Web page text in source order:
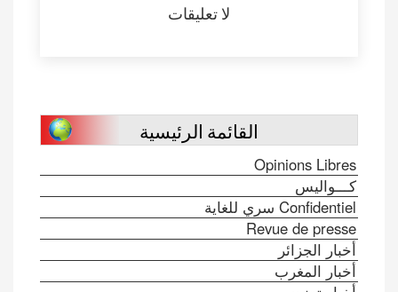
لا تعليقات
القائمة الرئيسية
Opinions Libres
كـــواليس
Confidentiel سري للغاية
Revue de presse
أخبار الجزائر
أخبار المغرب